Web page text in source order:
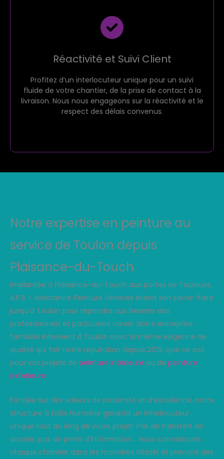
Réactivité et Suivi Client
Profitez d’un interlocuteur unique pour un suivi
fluide de votre chantier, de la prise de contact à la
livraison. Nous nous engageons sur la réactivité et le
respect des délais convenus.
Notre expertise en peinture au
service de Toulon depuis
Plaisance-du-Touch
Implantée à Plaisance-du-Touch aux portes de Toulouse,
A.P.S – Assistance Peinture Services étend son savoir-faire
jusqu’à Toulon pour répondre aux besoins des
professionnels et particuliers varois. Notre entreprise
familiale intervient à Toulon avec la même exigence de
qualité qui fait notre réputation depuis 2019, que ce soit
pour vos projets de peinture intérieure ou de peinture
extérieure.
Fondée sur des valeurs de proximité et d’excellence, notre
structure à taille humaine garantit un interlocuteur
unique tout au long de votre projet. Pas de transfert de
dossier, pas de perte d’information… Nous connaissons
chaque chantier dans les moindres détails et prenons des